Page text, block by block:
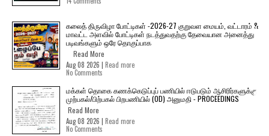
கலைத் திருவிழா போட்டிகள் -2026-27 குறுவள மையம், வட்டாரம் &
மாவட்ட அளவில் போட்டிகள் நடத்துவதற்கு தேவையான அனைத்து
படிவங்களும் ஒரே தொகுப்பாக
Read More
Aug 08 2026 | Read more
No Comments
மக்கள் தொகை கணக்கெடுப்புப் பணியில் ஈடுபடும் ஆசிரிர்களுக்கு
முற்பகல்/பிற்பகல் பிறபணியில் (OD) அனுமதி - PROCEEDINGS
Read More
Aug 08 2026 | Read more
No Comments